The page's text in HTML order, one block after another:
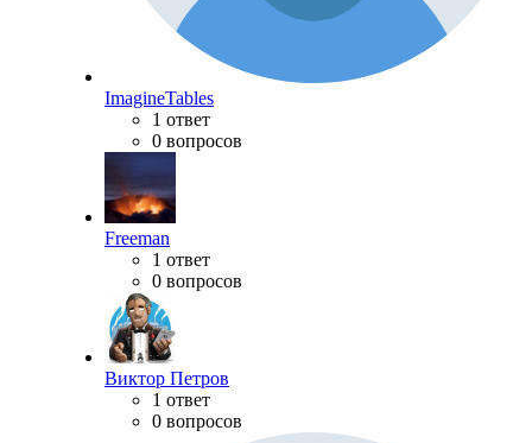
ImagineTables
1 ответ
0 вопросов
Freeman
1 ответ
0 вопросов
Виктор Петров
1 ответ
0 вопросов